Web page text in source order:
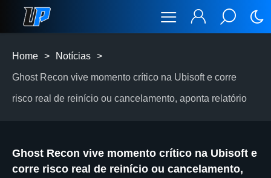
Home > Notícias >
Ghost Recon vive momento crítico na Ubisoft e corre
risco real de reinício ou cancelamento, aponta relatório
Ghost Recon vive momento crítico na Ubisoft e
corre risco real de reinício ou cancelamento,